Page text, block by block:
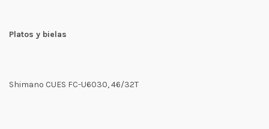
Platos y bielas
Shimano CUES FC-U6030, 46/32T